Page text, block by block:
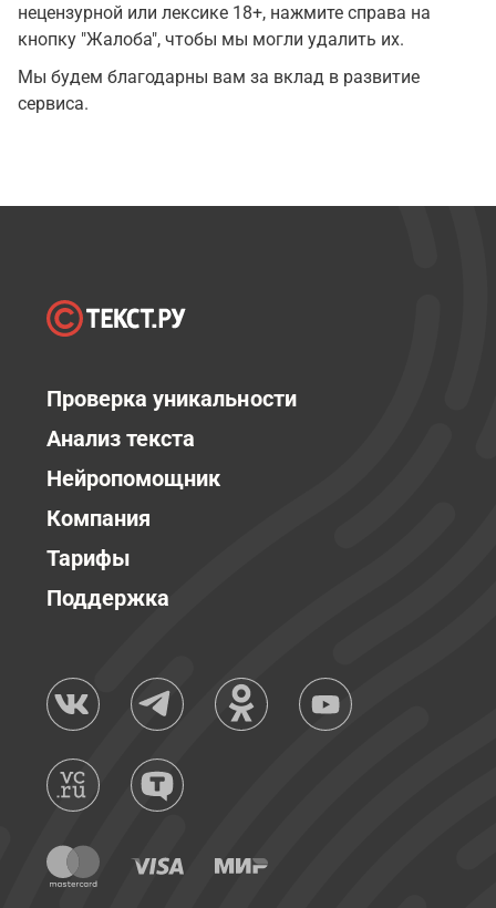
нецензурной или лексике 18+, нажмите справа на
кнопку "Жалоба", чтобы мы могли удалить их.
Мы будем благодарны вам за вклад в развитие
сервиса.
Проверка уникальности
Анализ текста
Нейропомощник
Компания
Тарифы
Поддержка